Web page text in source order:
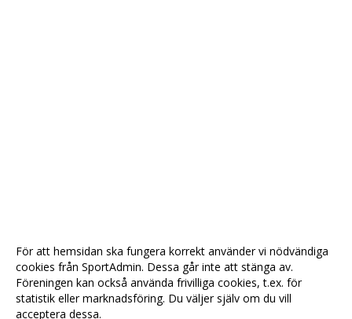
För att hemsidan ska fungera korrekt använder vi nödvändiga
cookies från SportAdmin. Dessa går inte att stänga av.
Föreningen kan också använda frivilliga cookies, t.ex. för
statistik eller marknadsföring. Du väljer själv om du vill
acceptera dessa.